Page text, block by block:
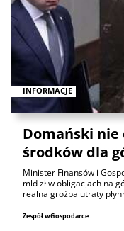
INFORMACJE
Domański
środków dla
Minister Finansów i
mld zł w obligacjach na
realna groźba utraty
Zespół wGospodarce